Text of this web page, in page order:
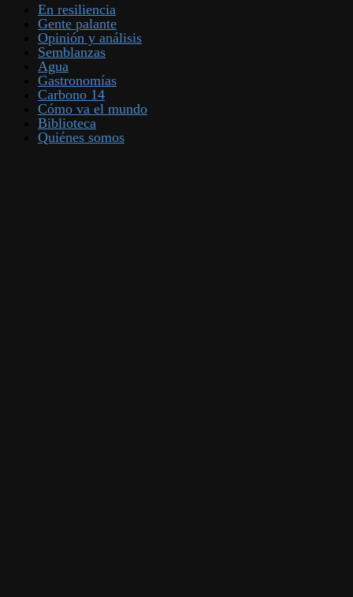
En resiliencia
Gente palante
Opinión y análisis
Semblanzas
Agua
Gastronomías
Carbono 14
Cómo va el mundo
Biblioteca
Quiénes somos